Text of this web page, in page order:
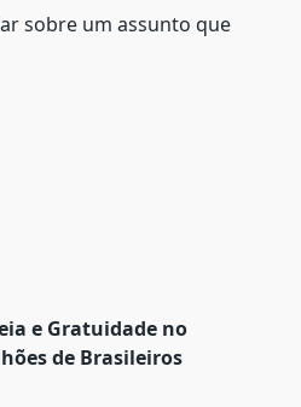
sobre um assunto que
e Gratuidade no
de Brasileiros